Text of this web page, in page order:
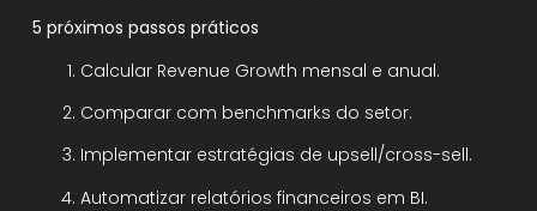
5 próximos passos práticos
Calcular Revenue Growth mensal e anual.
Comparar com benchmarks do setor.
Implementar estratégias de upsell/cross-sell.
Automatizar relatórios financeiros em BI.